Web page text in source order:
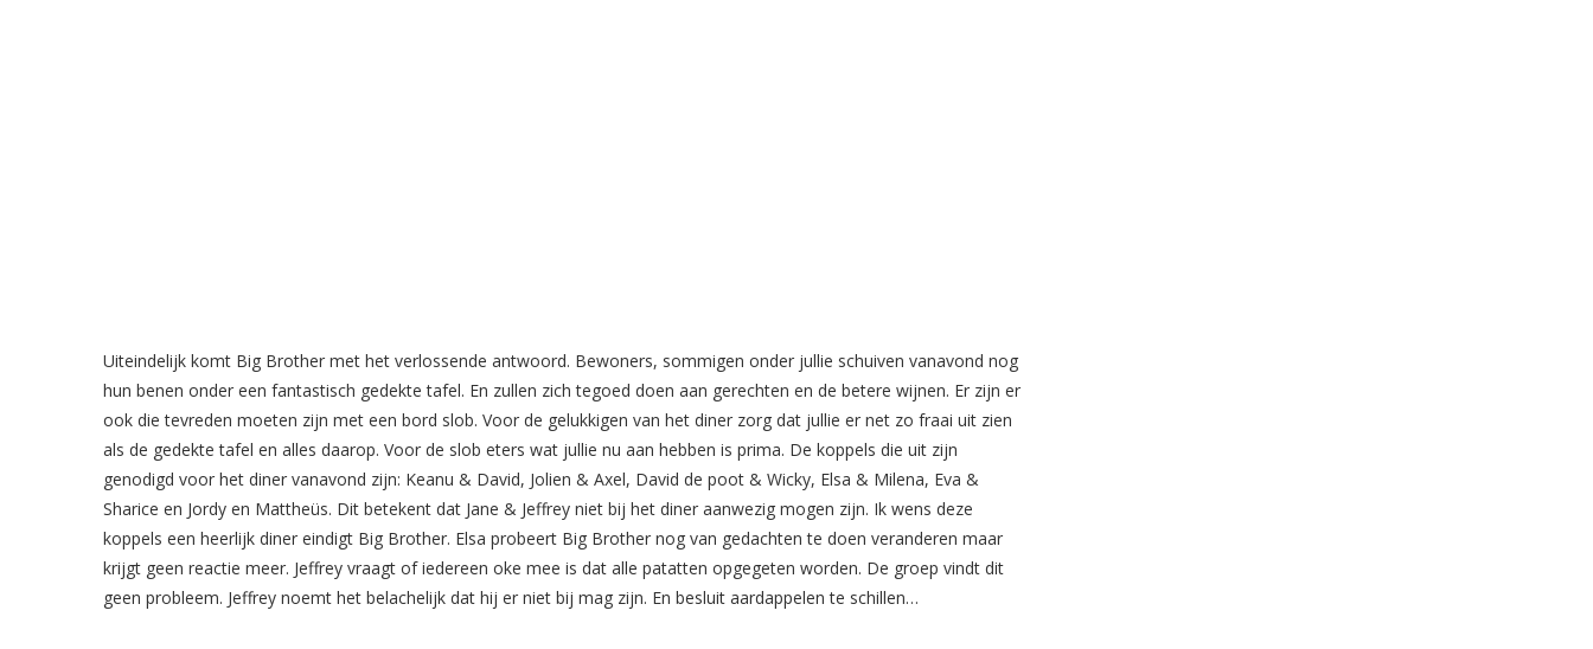
Uiteindelijk komt Big Brother met het verlossende antwoord. Bewoners, sommigen onder jullie schuiven vanavond nog
hun benen onder een fantastisch gedekte tafel. En zullen zich tegoed doen aan gerechten en de betere wijnen. Er zijn er
ook die tevreden moeten zijn met een bord slob. Voor de gelukkigen van het diner zorg dat jullie er net zo fraai uit zien
als de gedekte tafel en alles daarop. Voor de slob eters wat jullie nu aan hebben is prima. De koppels die uit zijn
genodigd voor het diner vanavond zijn: Keanu & David, Jolien & Axel, David de poot & Wicky, Elsa & Milena, Eva &
Sharice en Jordy en Mattheüs. Dit betekent dat Jane & Jeffrey niet bij het diner aanwezig mogen zijn. Ik wens deze
koppels een heerlijk diner eindigt Big Brother. Elsa probeert Big Brother nog van gedachten te doen veranderen maar
krijgt geen reactie meer. Jeffrey vraagt of iedereen oke mee is dat alle patatten opgegeten worden. De groep vindt dit
geen probleem. Jeffrey noemt het belachelijk dat hij er niet bij mag zijn. En besluit aardappelen te schillen…